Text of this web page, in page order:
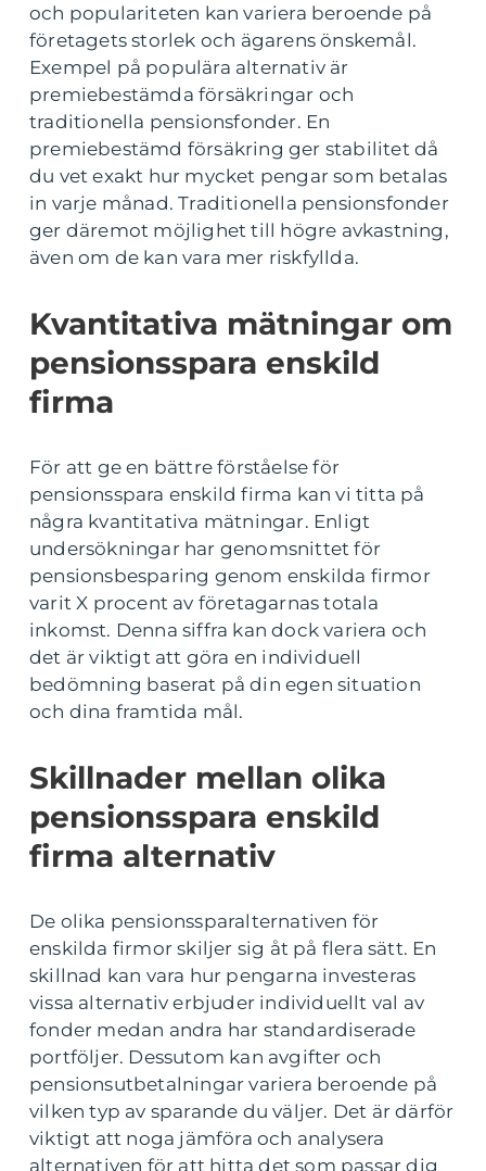
och populariteten kan variera beroende på
företagets storlek och ägarens önskemål.
Exempel på populära alternativ är
premiebestämda försäkringar och
traditionella pensionsfonder. En
premiebestämd försäkring ger stabilitet då
du vet exakt hur mycket pengar som betalas
in varje månad. Traditionella pensionsfonder
ger däremot möjlighet till högre avkastning,
även om de kan vara mer riskfyllda.
Kvantitativa mätningar om
pensionsspara enskild
firma
För att ge en bättre förståelse för
pensionsspara enskild firma kan vi titta på
några kvantitativa mätningar. Enligt
undersökningar har genomsnittet för
pensionsbesparing genom enskilda firmor
varit X procent av företagarnas totala
inkomst. Denna siffra kan dock variera och
det är viktigt att göra en individuell
bedömning baserat på din egen situation
och dina framtida mål.
Skillnader mellan olika
pensionsspara enskild
firma alternativ
De olika pensionssparalternativen för
enskilda firmor skiljer sig åt på flera sätt. En
skillnad kan vara hur pengarna investeras
vissa alternativ erbjuder individuellt val av
fonder medan andra har standardiserade
portföljer. Dessutom kan avgifter och
pensionsutbetalningar variera beroende på
vilken typ av sparande du väljer. Det är därför
viktigt att noga jämföra och analysera
alternativen för att hitta det som passar dig